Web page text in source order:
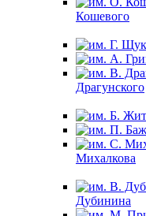
Кошевого
Драгунского
Михалкова
Дубинина